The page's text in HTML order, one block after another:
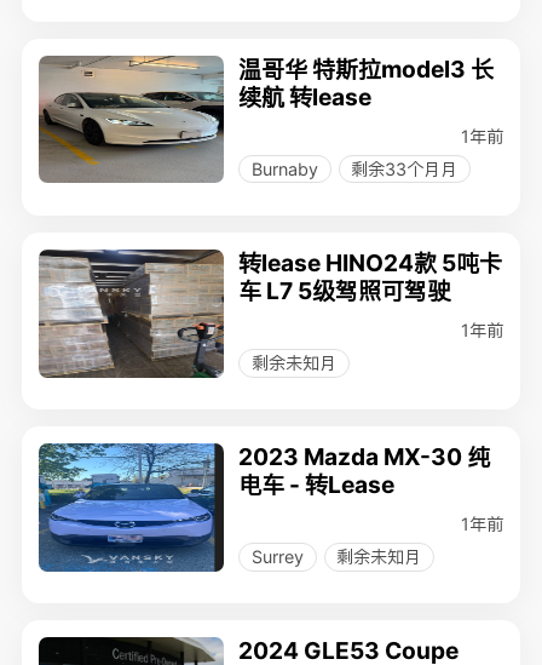
温哥华 特斯拉model3 长
续航 转lease
1年前
Burnaby
剩余33个月月
转lease HINO24款 5吨卡
车 L7 5级驾照可驾驶
1年前
剩余未知月
2023 Mazda MX-30 纯
电车 - 转Lease
1年前
Surrey
剩余未知月
2024 GLE53 Coupe